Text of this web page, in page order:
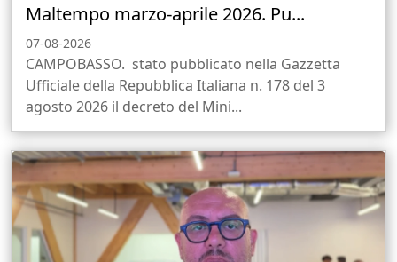
Maltempo marzo-aprile 2026. Pu...
07-08-2026
CAMPOBASSO. stato pubblicato nella Gazzetta
Ufficiale della Repubblica Italiana n. 178 del 3
agosto 2026 il decreto del Mini...